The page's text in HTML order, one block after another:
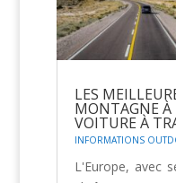
LES
MONTAGNE À
VOITURE À
INFORMATIONS
L'Europe, avec